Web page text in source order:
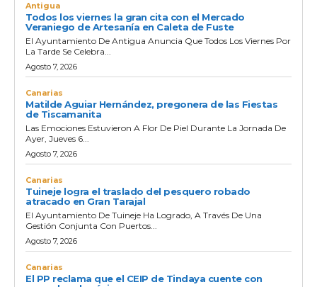
Antigua
Todos los viernes la gran cita con el Mercado
Veraniego de Artesanía en Caleta de Fuste
El Ayuntamiento De Antigua Anuncia Que Todos Los Viernes Por
La Tarde Se Celebra...
Agosto 7, 2026
Canarias
Matilde Aguiar Hernández, pregonera de las Fiestas
de Tiscamanita
Las Emociones Estuvieron A Flor De Piel Durante La Jornada De
Ayer, Jueves 6...
Agosto 7, 2026
Canarias
Tuineje logra el traslado del pesquero robado
atracado en Gran Tarajal
El Ayuntamiento De Tuineje Ha Logrado, A Través De Una
Gestión Conjunta Con Puertos...
Agosto 7, 2026
Canarias
El PP reclama que el CEIP de Tindaya cuente con